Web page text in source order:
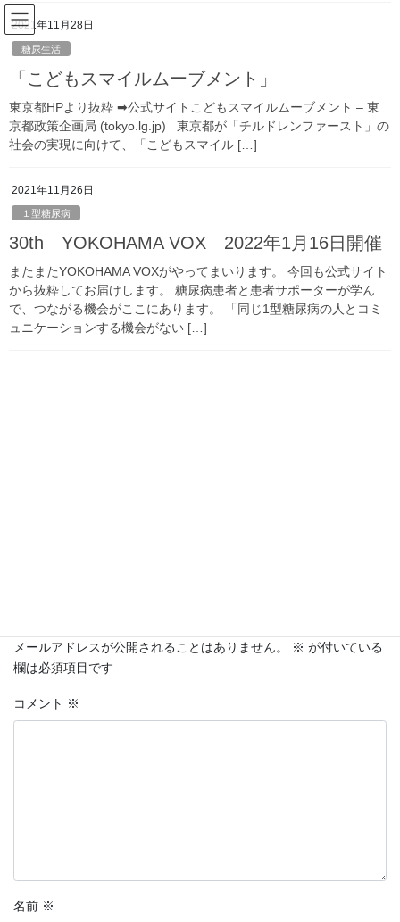
コ
ン
へ
ス
キ
ナ
ビ
ョ
ン
に
メディア
HOME メディア 2020.05.17
2020.05.17
メールアドレスが公開されることはありません。 ※ が付いている
欄は必須項目です
コメント ※
名前 ※
2021年11月28日
糖尿生活
「こどもスマイルムーブメント」
東京都HPより抜粋 ➡公式サイトこどもスマイルムーブメント – 東
京都政策企画局 (tokyo.lg.jp) 東京都が「チルドレンファースト」の
社会の実現に向けて、「こどもスマイル […]
2021年11月26日
１型糖尿病
30th YOKOHAMA VOX 2022年1月16日開催
またまたYOKOHAMA VOXがやってまいります。 今回も公式サイト
から抜粋してお届けします。 糖尿病患者と患者サポーターが学ん
で、つながる機会がここにあります。 「同じ1型糖尿病の人とコミ
ュニケーションする機会がない […]